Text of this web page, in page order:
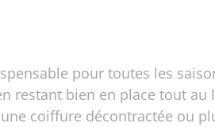
pour toutes les
restant bien en place tout au
coiffure décontractée ou